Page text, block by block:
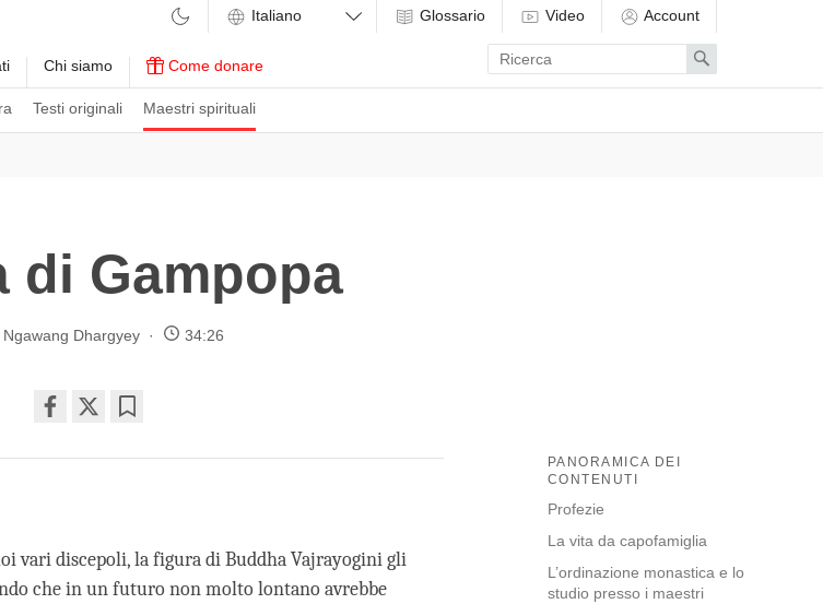
Testi originali Maestri spirituali
Chi siamo Come donare
Glossario Video Account
Enter
search
term
Search
di Gampopa
Dhargyey 34:26
on
PANORAMICA DEI
CONTENUTI
Profezie
La vita da capofamiglia
L’ordinazione monastica e lo
studio presso i maestri
vari discepoli, la figura di Buddha Vajrayogini gli
che in un futuro non molto lontano avrebbe